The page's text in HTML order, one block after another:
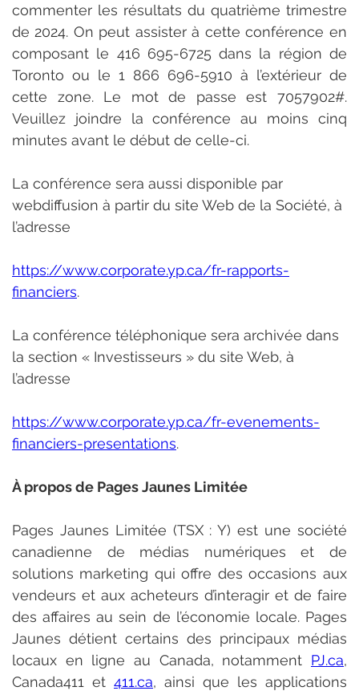
commenter les résultats du quatrième trimestre
de 2024. On peut assister à cette conférence en
composant le 416 695-6725 dans la région de
Toronto ou le 1 866 696-5910 à l’extérieur de
cette zone. Le mot de passe est 7057902#.
Veuillez joindre la conférence au moins cinq
minutes avant le début de celle-ci.
La conférence sera aussi disponible par
webdiffusion à partir du site Web de la Société, à
l’adresse
https://www.corporate.yp.ca/fr-rapports-
financiers.
La conférence téléphonique sera archivée dans
la section « Investisseurs » du site Web, à
l’adresse
https://www.corporate.yp.ca/fr-evenements-
financiers-presentations.
À propos de Pages Jaunes Limitée
Pages Jaunes Limitée (TSX : Y) est une société
canadienne de médias numériques et de
solutions marketing qui offre des occasions aux
vendeurs et aux acheteurs d’interagir et de faire
des affaires au sein de l’économie locale. Pages
Jaunes détient certains des principaux médias
locaux en ligne au Canada, notamment PJ.ca,
Canada411 et 411.ca, ainsi que les applications